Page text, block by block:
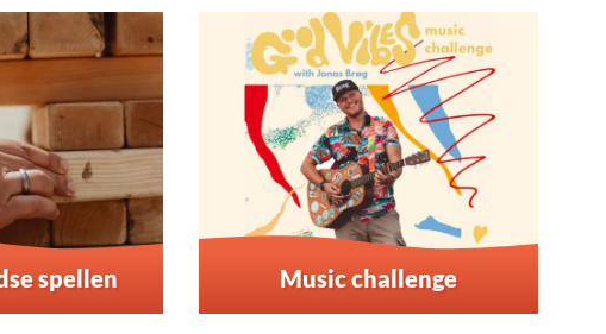
spellen Music challenge